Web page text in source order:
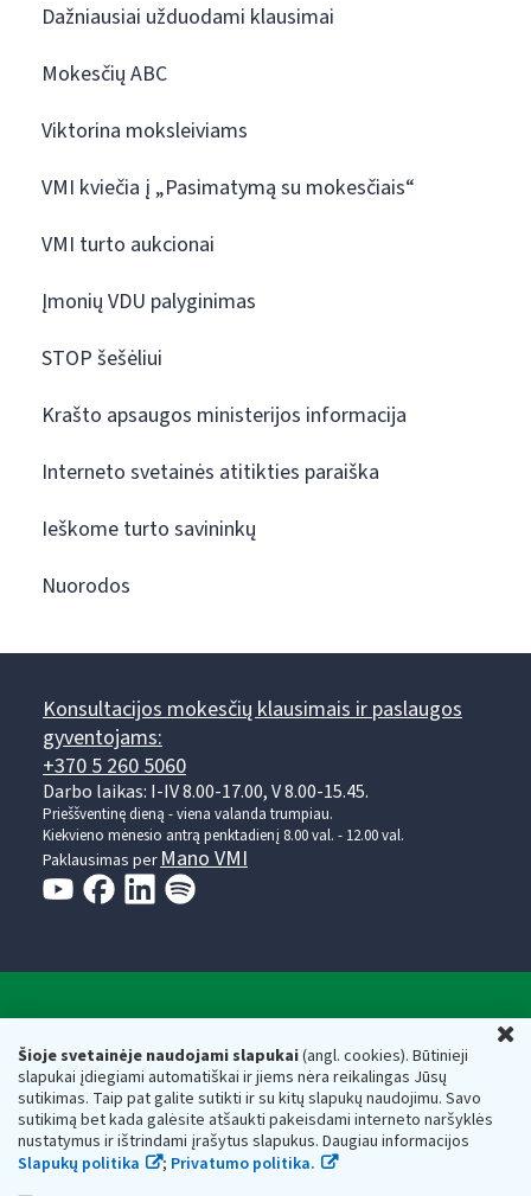
Šioje svetainėje naudojami slapukai(angl. cookies). Būtinieji
slapukai įdiegiami automatiškai ir jiems nėra reikalingas Jūsų
sutikimas. Taip pat galite sutikti ir su kitų slapukų naudojimu. Savo
sutikimą bet kada galėsite atšaukti pakeisdami interneto naršyklės
nustatymus ir ištrindami įrašytus slapukus. Daugiau informacijos
Slapukų politika
; Privatumo politika.
Dažniausiai užduodami klausimai
Mokesčių ABC
Viktorina moksleiviams
VMI kviečia į „Pasimatymą su mokesčiais“
VMI turto aukcionai
Įmonių VDU palyginimas
STOP šešėliui
Krašto apsaugos ministerijos informacija
Interneto svetainės atitikties paraiška
Ieškome turto savininkų
Nuorodos
Konsultacijos mokesčių klausimais ir paslaugos
gyventojams:
+370 5 260 5060
Darbo laikas: I-IV 8.00-17.00, V 8.00-15.45.
Prieššventinę dieną - viena valanda trumpiau.
Kiekvieno mėnesio antrą penktadienį 8.00 val. - 12.00 val.
Paklausimas per Mano VMI
Respublikos finansų ministerijos
Biudžetinė įstaiga. Juridinio asmens kodas — 188659752,
adresas: Vasario 16-osios g. 14, 01107 Vilnius, Lietuva, el.paštas:
vmi@vmi.lt, E. pristatymo dėžutės adresas 188659752
Duomenys apie Valstybinę mokesčių inspekciją prie Lietuvos
Respublikos finansų ministerijos kaupiami ir saugomi Juridinių